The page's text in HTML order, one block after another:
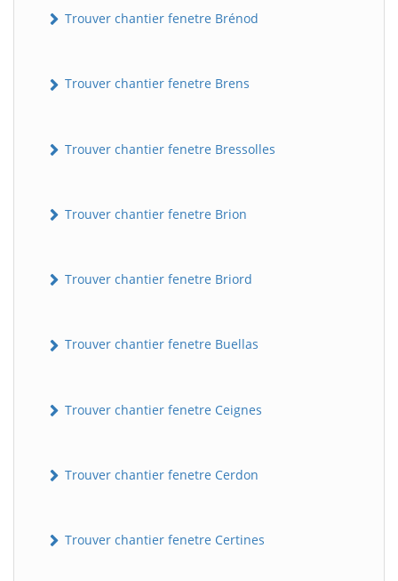
Trouver chantier fenetre Brénod
Trouver chantier fenetre Brens
Trouver chantier fenetre Bressolles
Trouver chantier fenetre Brion
Trouver chantier fenetre Briord
Trouver chantier fenetre Buellas
Trouver chantier fenetre Ceignes
Trouver chantier fenetre Cerdon
Trouver chantier fenetre Certines